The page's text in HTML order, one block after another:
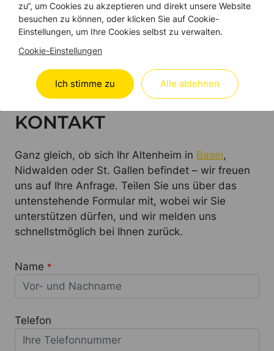
Budgetrechner erleben
WIR SIND DA
Treten Sie mit uns in
KONTAKT
Ganz gleich, ob sich Ihr Altenheim in Basel,
Nidwalden oder St. Gallen befindet – wir freuen
uns auf Ihre Anfrage. Teilen Sie uns über das
untenstehende Formular mit, wobei wir Sie
unterstützen dürfen, und wir melden uns
schnellstmöglich bei Ihnen zurück.
Name *
Telefon
zu“, um Cookies zu akzeptieren und direkt unsere Website
besuchen zu können, oder klicken Sie auf Cookie-
Einstellungen, um Ihre Cookies selbst zu verwalten.
Cookie-Einstellungen
Ich stimme zu Alle ablehnen